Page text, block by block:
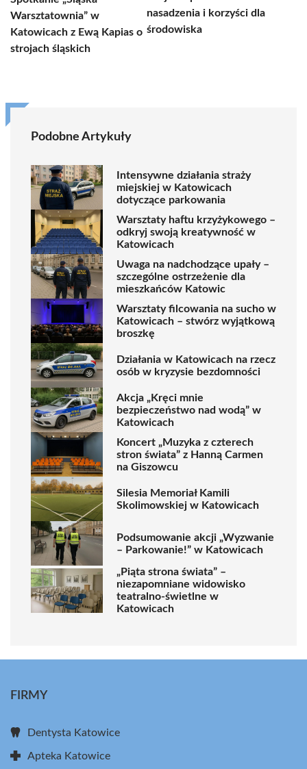
Warsztatownia” w
Katowicach z Ewą Kapias o
strojach śląskich
nasadzenia i korzyści dla
środowiska
Podobne Artykuły
Intensywne działania straży
miejskiej w Katowicach
dotyczące parkowania
Warsztaty haftu krzyżykowego –
odkryj swoją kreatywność w
Katowicach
Uwaga na nadchodzące upały –
szczególne ostrzeżenie dla
mieszkańców Katowic
Warsztaty filcowania na sucho w
Katowicach – stwórz wyjątkową
broszkę
Działania w Katowicach na rzecz
osób w kryzysie bezdomności
Akcja „Kręci mnie
bezpieczeństwo nad wodą” w
Katowicach
Koncert „Muzyka z czterech
stron świata” z Hanną Carmen
na Giszowcu
Silesia Memoriał Kamili
Skolimowskiej w Katowicach
Podsumowanie akcji „Wyzwanie
– Parkowanie!” w Katowicach
„Piąta strona świata” –
niezapomniane widowisko
teatralno-świetlne w
Katowicach
FIRMY
Dentysta Katowice
Apteka Katowice